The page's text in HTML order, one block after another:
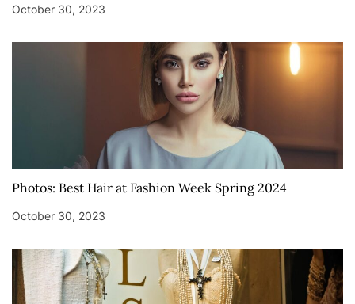
October 30, 2023
Photos: Best Hair at Fashion Week Spring 2024
October 30, 2023